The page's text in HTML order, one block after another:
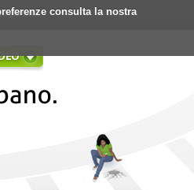
consulta la nostra